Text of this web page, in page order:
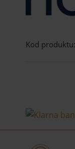
Kod produktu: